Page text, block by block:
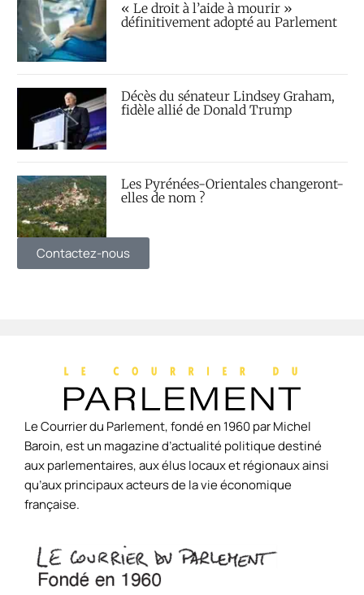
« Le droit à l’aide à mourir »
définitivement adopté au Parlement
Décès du sénateur Lindsey Graham,
fidèle allié de Donald Trump
Les Pyrénées-Orientales changeront-
elles de nom ?
Contactez-nous
Le Courrier du Parlement, fondé en 1960 par Michel
Baroin, est un magazine d’actualité politique destiné
aux parlementaires, aux élus locaux et régionaux ainsi
qu’aux principaux acteurs de la vie économique
française.